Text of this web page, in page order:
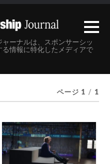
ーナルは、スポンサーシッ
情報に特化したメディアで
ページ 1 / 1